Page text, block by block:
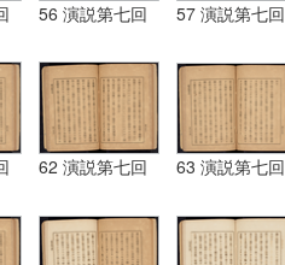
56 演説第七回 57 演説第七回
62 演説第七回 63 演説第七回